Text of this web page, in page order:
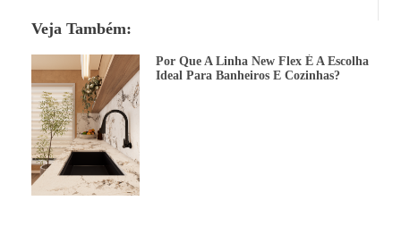
Veja Também:
Por Que A Linha New Flex É A Escolha
Ideal Para Banheiros E Cozinhas?